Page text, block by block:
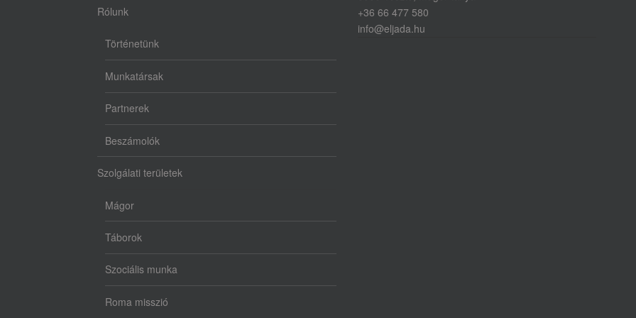
Rólunk
Történetünk
Munkatársak
Partnerek
Beszámolók
Szolgálati területek
Mágor
Táborok
Szociális munka
Roma misszió
+36 66 477 580
info@eljada.hu